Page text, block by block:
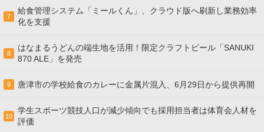
7
給食管理システム「ミールくん」、クラウド版へ刷新し業務効率
化を支援
8
はなまるうどんの端生地を活用！限定クラフトビール「SANUKI
870 ALE」を発売
9 唐津市の学校給食のカレーに金属片混入、6月29日から提供再開
10
学生スポーツ競技人口が減少傾向でも採用担当者は体育会人材を
評価